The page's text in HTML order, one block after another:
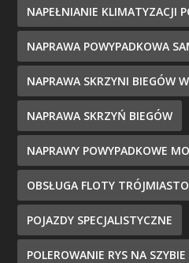
NAPEŁNIANIE KLIMATYZACJI
NAPRAWA POWYPADKOWA
NAPRAWA SKRZYNI BIEGÓW
NAPRAWA SKRZYŃ BIEGÓW
NAPRAWY POWYPADKOWE
OBSŁUGA FLOTY TRÓJMIASTO
POJAZDY SPECJALISTYCZNE
POLEROWANIE RYS NA